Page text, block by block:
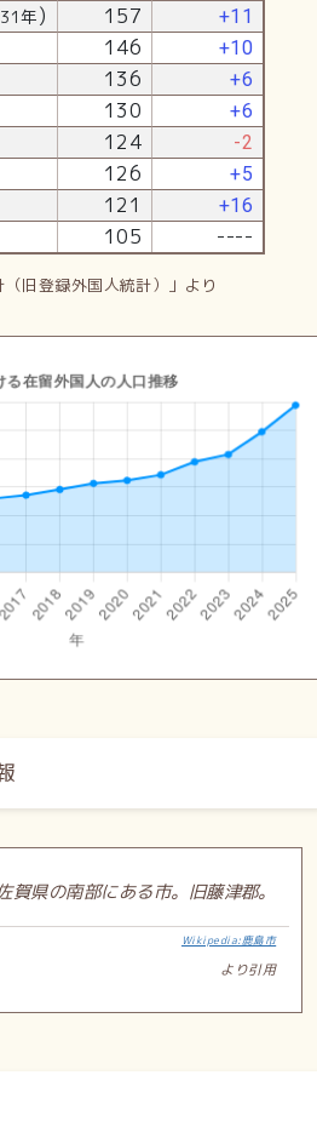
年) 157 +11
146 +10
136 +6
130 +6
124 -2
126 +5
121 +16
105 ----
旧登録外国人統計）」より
県の南部にある市。旧藤津郡。
Wikipedia:鹿島市
より引用